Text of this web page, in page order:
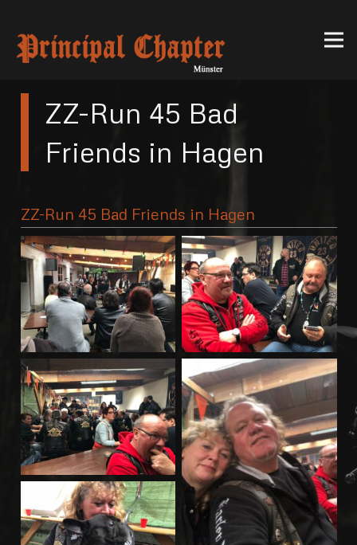
ZZ-Run 45 Bad
Friends in Hagen
ZZ-Run 45 Bad Friends in Hagen